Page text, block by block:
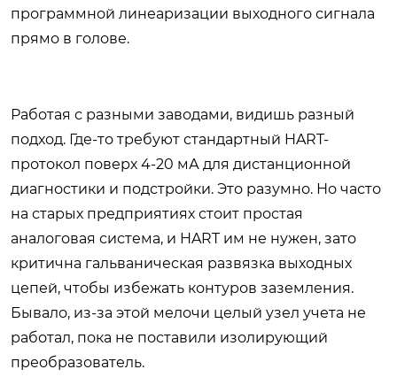
программной линеаризации выходного сигнала
прямо в голове.
Работая с разными заводами, видишь разный
подход. Где-то требуют стандартный HART-
протокол поверх 4-20 мА для дистанционной
диагностики и подстройки. Это разумно. Но часто
на старых предприятиях стоит простая
аналоговая система, и HART им не нужен, зато
критична гальваническая развязка выходных
цепей, чтобы избежать контуров заземления.
Бывало, из-за этой мелочи целый узел учета не
работал, пока не поставили изолирующий
преобразователь.